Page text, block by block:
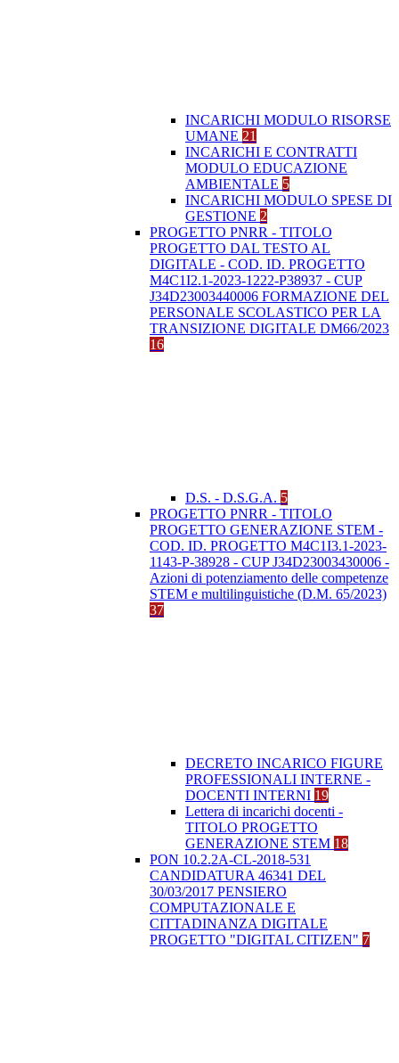
INCARICHI MODULO RISORSE
UMANE 21
INCARICHI E CONTRATTI
MODULO EDUCAZIONE
AMBIENTALE 5
INCARICHI MODULO SPESE DI
GESTIONE 2
PROGETTO PNRR - TITOLO
PROGETTO DAL TESTO AL
DIGITALE - COD. ID. PROGETTO
M4C1I2.1-2023-1222-P38937 - CUP
J34D23003440006 FORMAZIONE DEL
PERSONALE SCOLASTICO PER LA
TRANSIZIONE DIGITALE DM66/2023
16
D.S. - D.S.G.A. 5
PROGETTO PNRR - TITOLO
PROGETTO GENERAZIONE STEM -
COD. ID. PROGETTO M4C1I3.1-2023-
1143-P-38928 - CUP J34D23003430006 -
Azioni di potenziamento delle competenze
STEM e multilinguistiche (D.M. 65/2023)
37
DECRETO INCARICO FIGURE
PROFESSIONALI INTERNE -
DOCENTI INTERNI 19
Lettera di incarichi docenti -
TITOLO PROGETTO
GENERAZIONE STEM 18
PON 10.2.2A-CL-2018-531
CANDIDATURA 46341 DEL
30/03/2017 PENSIERO
COMPUTAZIONALE E
CITTADINANZA DIGITALE
PROGETTO "DIGITAL CITIZEN" 7